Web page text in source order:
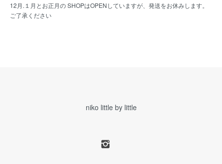
12月.１月とお正月の SHOPはOPENしていますが、発送をお休みします。
ご了承ください
niko little by little